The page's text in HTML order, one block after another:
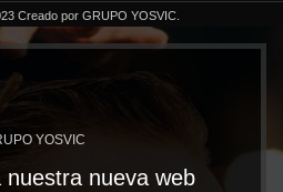
Creado por GRUPO YOSVIC.
YOSVIC
nuestra nueva web